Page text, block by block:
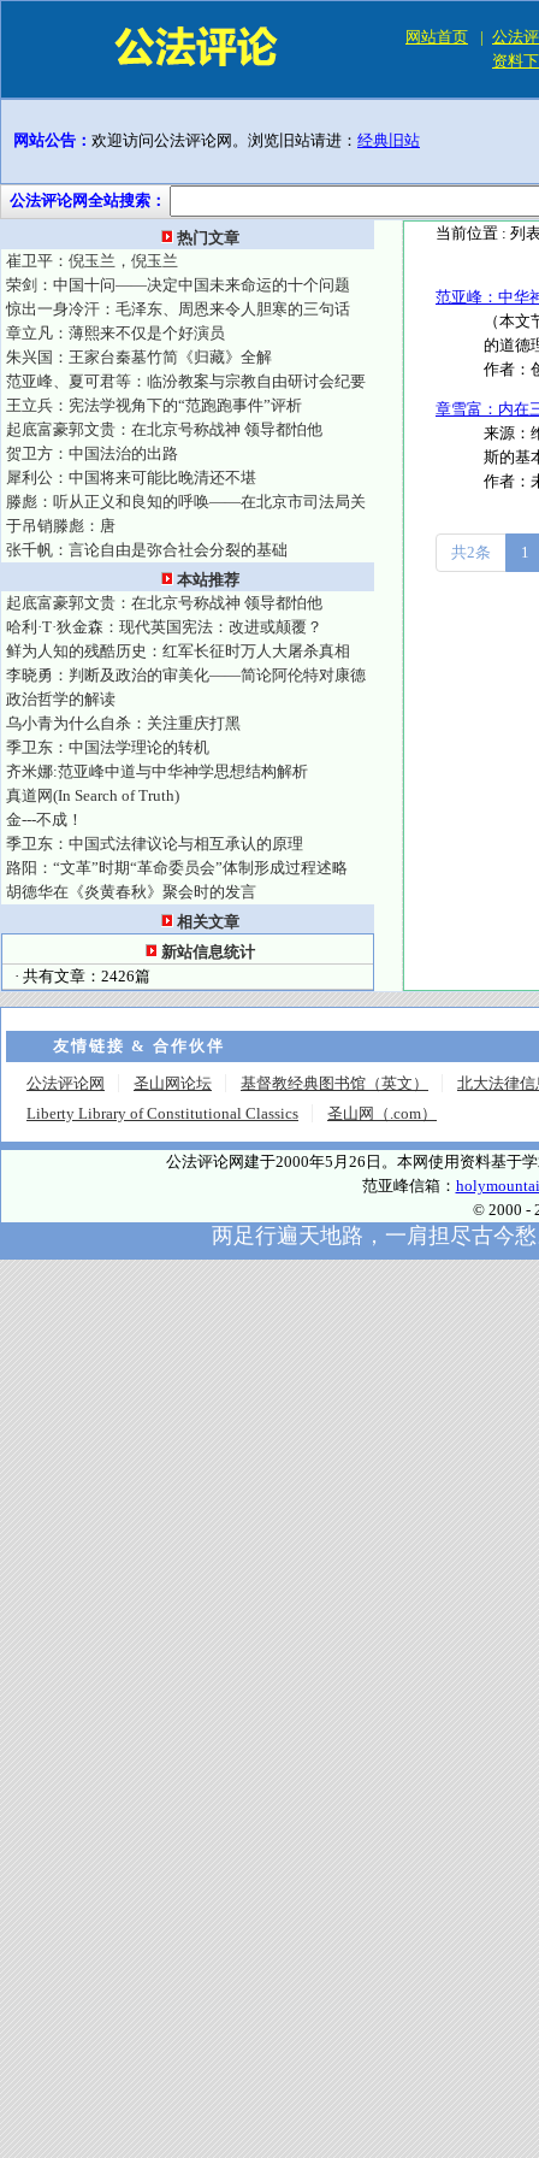
网站首页 | 公法
资料
网站公告： 欢迎访问公法评论网。浏览旧站请进： 经典旧站
公法评论网全站搜索：
热门文章
崔卫平：倪玉兰，倪玉兰
荣剑：中国十问——决定中国未来命运的十个问题
惊出一身冷汗：毛泽东、周恩来令人胆寒的三句话
章立凡：薄熙来不仅是个好演员
朱兴国：王家台秦墓竹简《归藏》全解
范亚峰、夏可君等：临汾教案与宗教自由研讨会纪要
王立兵：宪法学视角下的“范跑跑事件”评析
起底富豪郭文贵：在北京号称战神 领导都怕他
贺卫方：中国法治的出路
犀利公：中国将来可能比晚清还不堪
滕彪：听从正义和良知的呼唤——在北京市司法局关
于吊销滕彪：唐
张千帆：言论自由是弥合社会分裂的基础
本站推荐
起底富豪郭文贵：在北京号称战神 领导都怕他
哈利·T·狄金森：现代英国宪法：改进或颠覆？
鲜为人知的残酷历史：红军长征时万人大屠杀真相
李晓勇：判断及政治的审美化——简论阿伦特对康德
政治哲学的解读
乌小青为什么自杀：关注重庆打黑
季卫东：中国法学理论的转机
齐米娜:范亚峰中道与中华神学思想结构解析
真道网(In Search of Truth)
金---不成！
季卫东：中国式法律议论与相互承认的原理
路阳：“文革”时期“革命委员会”体制形成过程述略
胡德华在《炎黄春秋》聚会时的发言
相关文章
新站信息统计
· 共有文章：2426篇
当前位置 : 列
范亚峰：中华
（本
的道德
作者：
章雪富：内在
来源：
斯的基
作者：
共2条 1
友情链接 & 合作伙伴
公法评论网 圣山网论坛 基督教经典图书馆（英文）
北大法律信
Liberty Library of Constitutional Classics
圣山网（.com）
公法评论网建于2000年5月26日。本网使用资料基于
范亚峰信箱：
© 2000 -
两足行遍天地路，一肩担尽古今